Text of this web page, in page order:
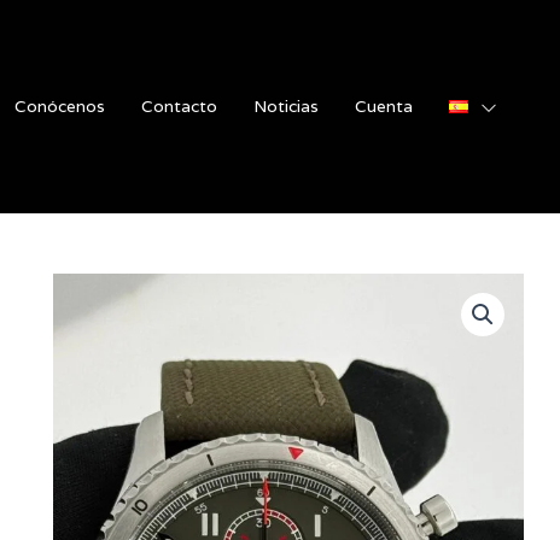
Conócenos Contacto Noticias Cuenta